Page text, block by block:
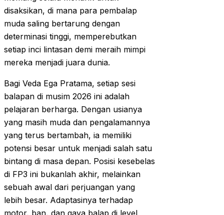
disaksikan, di mana para pembalap
muda saling bertarung dengan
determinasi tinggi, memperebutkan
setiap inci lintasan demi meraih mimpi
mereka menjadi juara dunia.
Bagi Veda Ega Pratama, setiap sesi
balapan di musim 2026 ini adalah
pelajaran berharga. Dengan usianya
yang masih muda dan pengalamannya
yang terus bertambah, ia memiliki
potensi besar untuk menjadi salah satu
bintang di masa depan. Posisi kesebelas
di FP3 ini bukanlah akhir, melainkan
sebuah awal dari perjuangan yang
lebih besar. Adaptasinya terhadap